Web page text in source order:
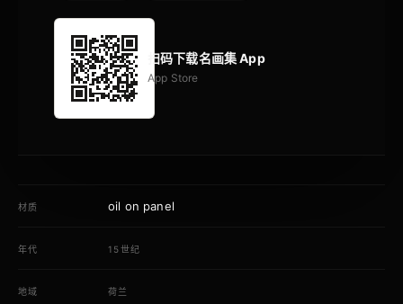
扫码下载名画集 App
App Store
材质 oil on panel
年代 15世纪
地域 荷兰